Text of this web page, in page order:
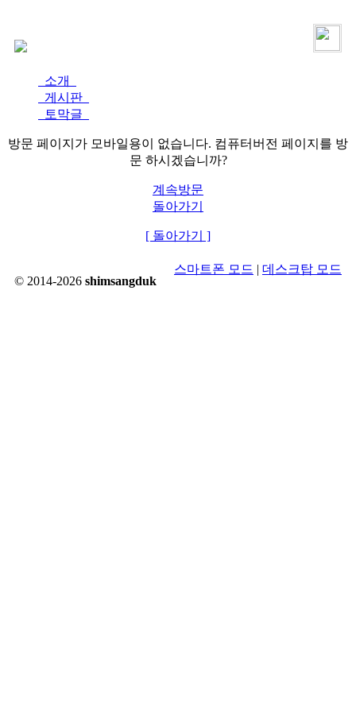
소개
게시판
토막글
방문 페이지가 모바일용이 없습니다. 컴퓨터버전 페이지를 방
문 하시겠습니까?
계속방문
돌아가기
[ 돌아가기 ]
© 2014-2026 shimsangduk
스마트폰 모드 | 데스크탑 모드